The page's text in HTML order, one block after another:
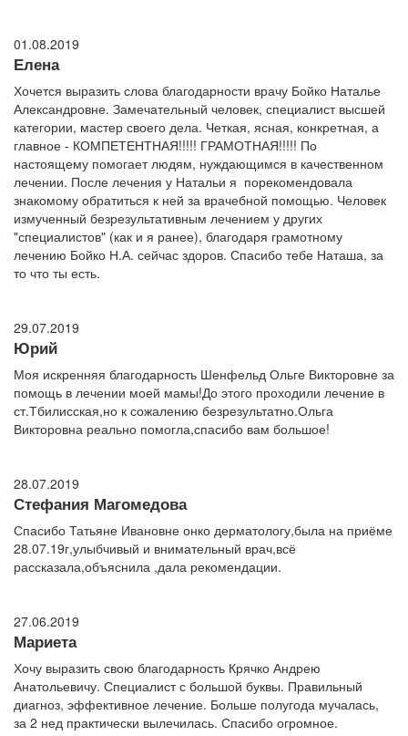
01.08.2019
Елена
Хочется выразить слова благодарности врачу Бойко Наталье
Александровне. Замечательный человек, специалист высшей
категории, мастер своего дела. Четкая, ясная, конкретная, а
главное - КОМПЕТЕНТНАЯ!!!!! ГРАМОТНАЯ!!!!! По
настоящему помогает людям, нуждающимся в качественном
лечении. После лечения у Натальи я порекомендовала
знакомому обратиться к ней за врачебной помощью. Человек
измученный безрезультативным лечением у других
"специалистов" (как и я ранее), благодаря грамотному
лечению Бойко Н.А. сейчас здоров. Спасибо тебе Наташа, за
то что ты есть.
29.07.2019
Юрий
Моя искренняя благодарность Шенфельд Ольге Викторовне за
помощь в лечении моей мамы!До этого проходили лечение в
ст.Тбилисская,но к сожалению безрезультатно.Ольга
Викторовна реально помогла,спасибо вам большое!
28.07.2019
Стефания Магомедова
Спасибо Татьяне Ивановне онко дерматологу,была на приёме
28.07.19г,улыбчивый и внимательный врач,всё
рассказала,объяснила ,дала рекомендации.
27.06.2019
Мариета
Хочу выразить свою благодарность Крячко Андрею
Анатольевичу. Специалист с большой буквы. Правильный
диагноз, эффективное лечение. Больше полугода мучалась,
за 2 нед практически вылечилась. Спасибо огромное.